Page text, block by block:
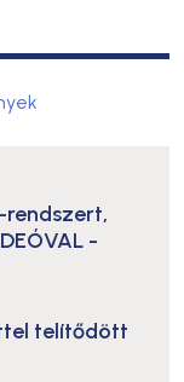
rendszert,
-
telítődött